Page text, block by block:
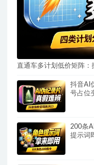
直通车多计划低价矩阵
抖音AI
号占位
200条
提示词